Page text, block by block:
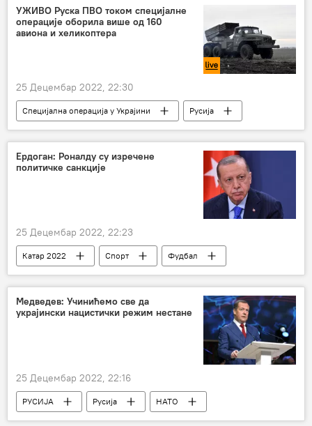
саобраћајна несрећа
УЖИВО Руска ПВО током специјалне
операције оборила више од 160
авиона и хеликоптера
25 Децембар 2022, 22:30
Специјална операција у Украјини
Русија
Специјална војна операција у Украјини – уживо
Русија – политика
Ердоган: Роналду су изречене
политичке санкције
25 Децембар 2022, 22:23
Катар 2022 Спорт
Фудбал
Катар 2022 – вести
Реџеп Тајип Ердоган
Кристијано Роналдо
Медведев: Учинићемо све да
украјински нацистички режим нестане
25 Децембар 2022, 22:16
РУСИЈА Русија
НАТО
Дмитриј Медведев
Украјина